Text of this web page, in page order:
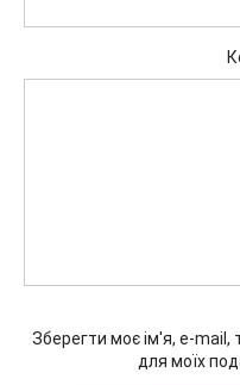
Зберегти моє ім'я, e-mail,
для моїх